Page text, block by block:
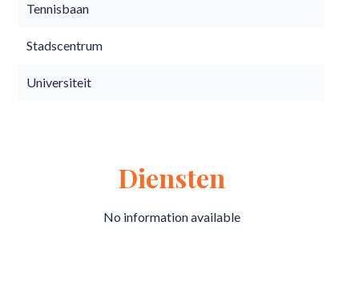
Tennisbaan
Stadscentrum
Universiteit
Diensten
No information available